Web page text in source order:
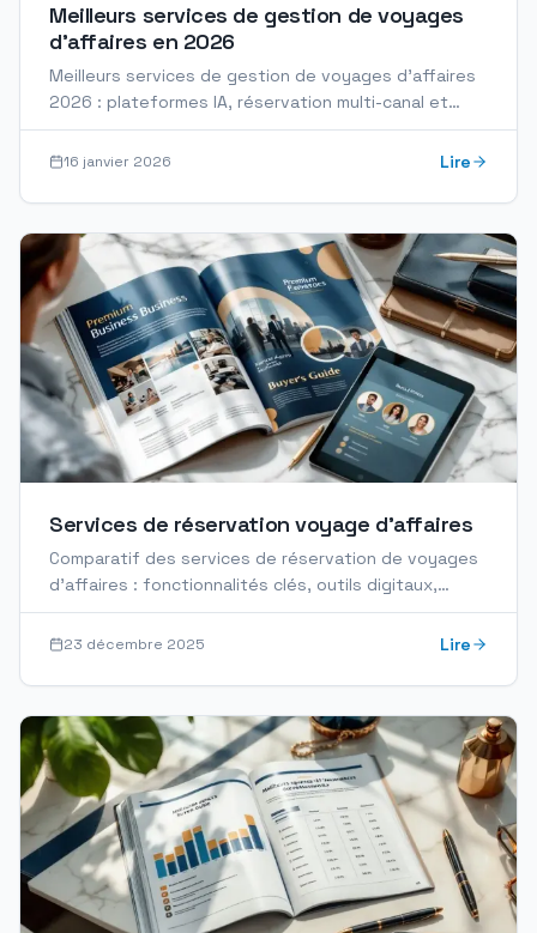
Meilleurs services de gestion de voyages
d’affaires en 2026
Meilleurs services de gestion de voyages d'affaires
2026 : plateformes IA, réservation multi-canal et
reporting pour optimiser vos déplacements pros.
16 janvier 2026 Lire
Services de réservation voyage d’affaires
Comparatif des services de réservation de voyages
d’affaires : fonctionnalités clés, outils digitaux,
reporting et automatisation.
23 décembre 2025 Lire